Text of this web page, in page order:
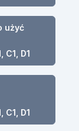
użyć
C1, D1
C1, D1